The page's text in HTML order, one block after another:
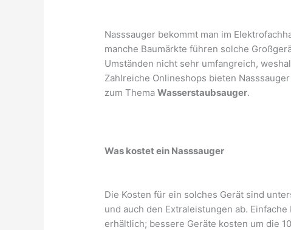
Nasssauger bekommt man im
manche Baumärkte führen solche
Umständen nicht sehr umfangreich,
Zahlreiche Onlineshops bieten
zum ThemaWasserstaubsauger.
Was kostet ein Nasssauger
Die Kosten für ein solches Gerät sind
und auch den Extraleistungen ab.
erhältlich; bessere Geräte kosten um die